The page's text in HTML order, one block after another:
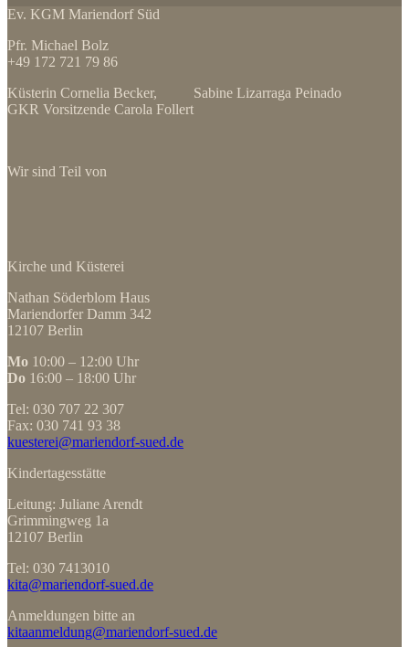
Ev. KGM Mariendorf Süd
Pfr. Michael Bolz
+49 172 721 79 86
Küsterin Cornelia Becker, Sabine Lizarraga Peinado
GKR Vorsitzende Carola Follert
Wir sind Teil von
Kirche und Küsterei
Nathan Söderblom Haus
Mariendorfer Damm 342
12107 Berlin
Mo 10:00 – 12:00 Uhr
Do 16:00 – 18:00 Uhr
Tel: 030 707 22 307
Fax: 030 741 93 38
kuesterei@mariendorf-sued.de
Kindertagesstätte
Leitung: Juliane Arendt
Grimmingweg 1a
12107 Berlin
Tel: 030 7413010
kita@mariendorf-sued.de
Anmeldungen bitte an
kitaanmeldung@mariendorf-sued.de